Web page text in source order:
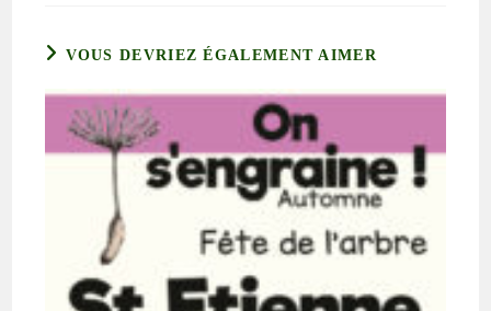
VOUS DEVRIEZ ÉGALEMENT AIMER